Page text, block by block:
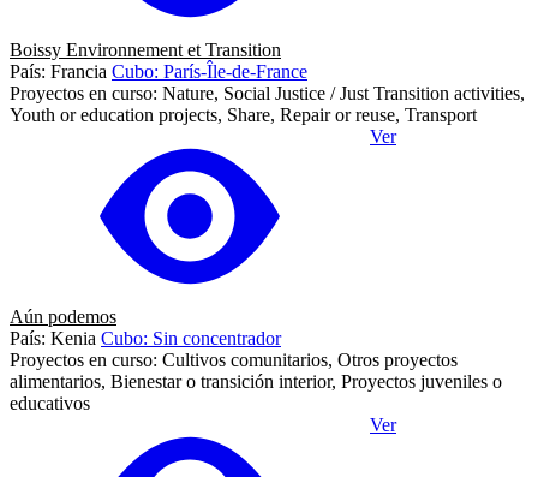
Boissy Environnement et Transition
País: Francia Cubo: París-Île-de-France
Proyectos en curso: Nature, Social Justice / Just Transition activities,
Youth or education projects, Share, Repair or reuse, Transport
Ver
Aún podemos
País: Kenia Cubo: Sin concentrador
Proyectos en curso: Cultivos comunitarios, Otros proyectos
alimentarios, Bienestar o transición interior, Proyectos juveniles o
educativos
Ver